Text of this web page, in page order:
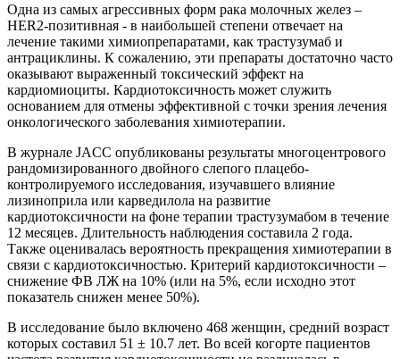
Одна из самых агрессивных форм рака молочных желез –
HER2-позитивная - в наибольшей степени отвечает на
лечение такими химиопрепаратами, как трастузумаб и
антрациклины. К сожалению, эти препараты достаточно часто
оказывают выраженный токсический эффект на
кардиомиоциты. Кардиотоксичность может служить
основанием для отмены эффективной с точки зрения лечения
онкологического заболевания химиотерапии.
В журнале JACC опубликованы результаты многоцентрового
рандомизированного двойного слепого плацебо-
контролируемого исследования, изучавшего влияние
лизиноприла или карведилола на развитие
кардиотоксичности на фоне терапии трастузумабом в течение
12 месяцев. Длительность наблюдения составила 2 года.
Также оценивалась вероятность прекращения химиотерапии в
связи с кардиотоксичностью. Критерий кардиотоксичности –
снижение ФВ ЛЖ на 10% (или на 5%, если исходно этот
показатель снижен менее 50%).
В исследование было включено 468 женщин, средний возраст
которых составил 51 ± 10.7 лет. Во всей когорте пациентов